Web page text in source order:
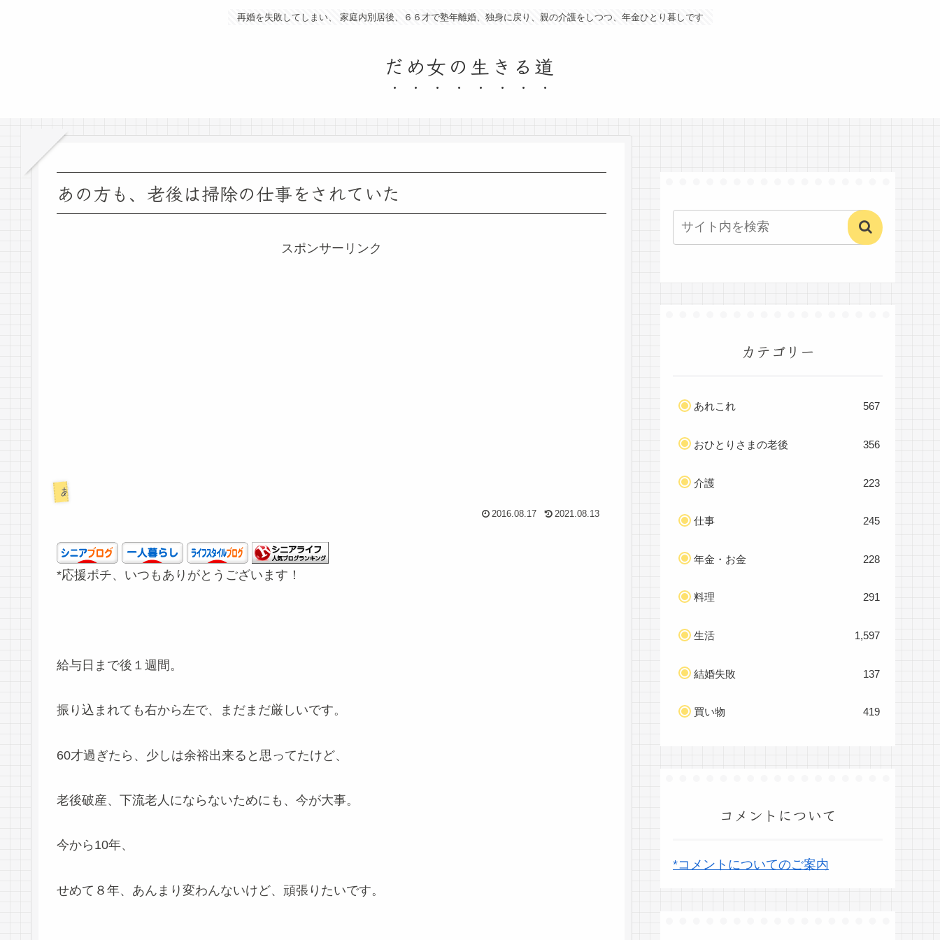
再婚を失敗してしまい、 家庭内別居後、６６才で塾年離婚、独身に戻り、親の介護をしつつ、年金ひとり暮しです
だめ女の生きる道
あの方も、老後は掃除の仕事をされていた
スポンサーリンク
あれこれ
2016.08.17 2021.08.13
*応援ポチ、いつもありがとうございます！
給与日まで後１週間。
振り込まれても右から左で、まだまだ厳しいです。
60才過ぎたら、少しは余裕出来ると思ってたけど、
老後破産、下流老人にならないためにも、今が大事。
今から10年、
せめて８年、あんまり変わんないけど、頑張りたいです。
カテゴリー
あれこれ 567
おひとりさまの老後 356
介護 223
仕事 245
年金・お金 228
料理 291
生活 1,597
結婚失敗 137
買い物 419
コメントについて
*コメントについてのご案内